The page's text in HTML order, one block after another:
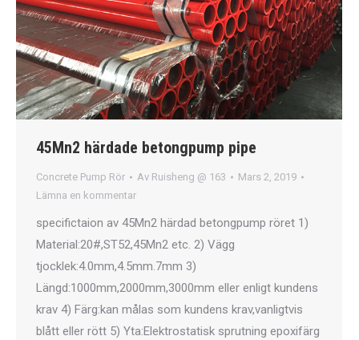
45Mn2 härdade betongpump pipe
Concrete Pump Rör Av Ruisheng @ 163
Mars 2, 2019
Lämna en kommentar
specifictaion av 45Mn2 härdad betongpump röret 1)
Material:20#,ST52,45Mn2 etc. 2) Vägg
tjocklek:4.0mm,4.5mm.7mm 3)
Längd:1000mm,2000mm,3000mm eller enligt kundens
krav 4) Färg:kan målas som kundens krav,vanligtvis
blått eller rött 5) Yta:Elektrostatisk sprutning epoxifärg